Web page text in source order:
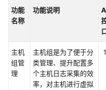
明
快
入
门
功能
名称
功能说明
主机
组管
理
主机组是为了便于分
类管理、提升配置多
个主机日志采集的效
率，对主机进行虚拟